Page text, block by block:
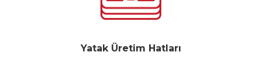
Yatak Üretim Hatları